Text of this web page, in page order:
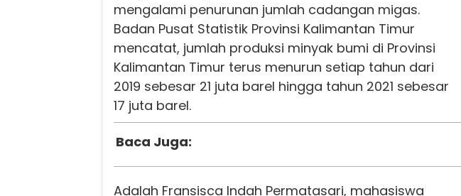
mengalami penurunan jumlah cadangan migas.
Badan Pusat Statistik Provinsi Kalimantan Timur
mencatat, jumlah produksi minyak bumi di Provinsi
Kalimantan Timur terus menurun setiap tahun dari
2019 sebesar 21 juta barel hingga tahun 2021 sebesar
17 juta barel.
Baca Juga:
Adalah Fransisca Indah Permatasari, mahasiswa